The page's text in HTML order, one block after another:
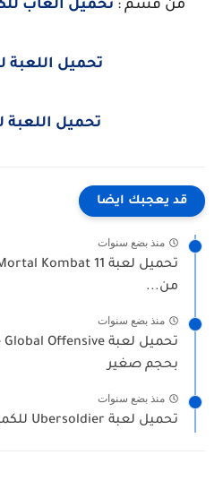
من قسم : تحميل العاب
تحميل اللعبة
تحميل اللعبة
قد يعجبك ايضا
منذ بضع سنوات
من...
منذ بضع سنوات
بحجم صغير
منذ بضع سنوات
تحميل لعبة Ubersoldier للكمبيوتر بحجم صغير